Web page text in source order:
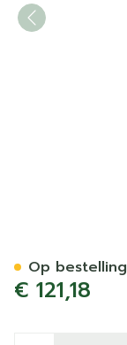
€ 121,18
Op bestelling